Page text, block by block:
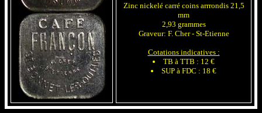
Zinc nickelé carré coins arrrondis 21,5
mm
2,93 grammes
Graveur: F. Cher - St-Etienne
Cotations indicatives :
TB à TTB : 12 €
SUP à FDC : 18 €